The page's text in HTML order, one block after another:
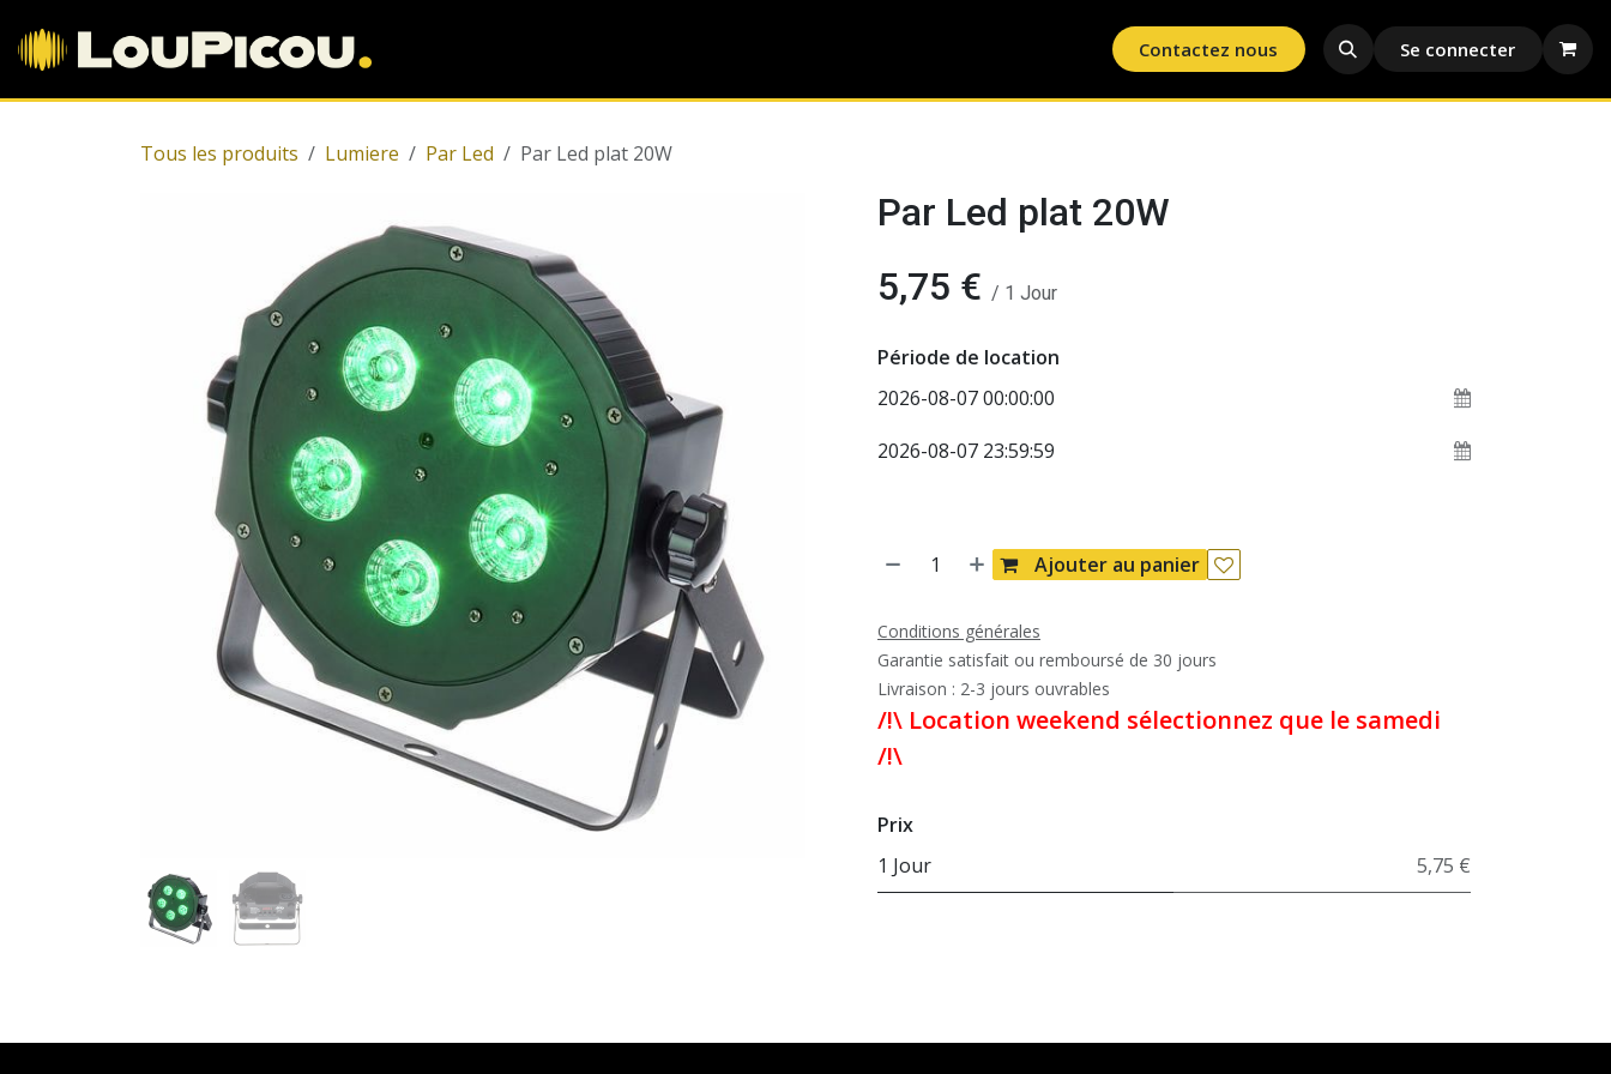
Boisson Contactez nous Se connecter
Tous les produits Lumiere Par Led Par Led plat 20W
Par Led plat 20W
5,75 € / 1 Jour
Période de location
Ajouter au panier
Conditions générales
Garantie satisfait ou remboursé de 30 jours
Livraison : 2-3 jours ouvrables
/!\ Location weekend sélectionnez que le samedi
/!\
Prix
1 Jour
5,75 €